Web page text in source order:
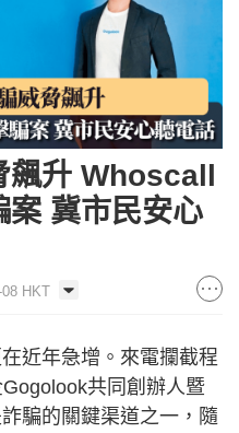
飆升 Whoscall
案 冀市民安心
HKT
近年急增。來電攔截程
共同創辦人暨
騙的關鍵渠道之一，隨